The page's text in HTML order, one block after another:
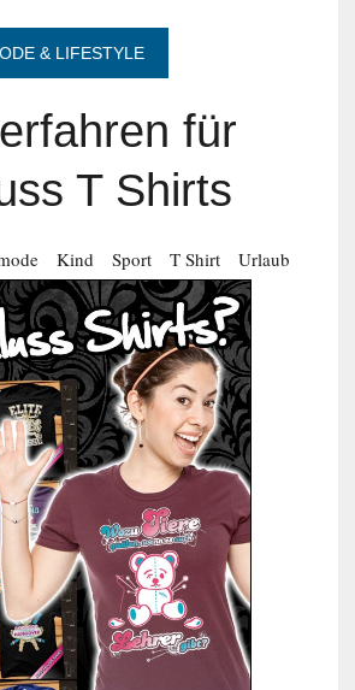
& LIFESTYLE
für
T Shirts
Kind Sport T Shirt Urlaub